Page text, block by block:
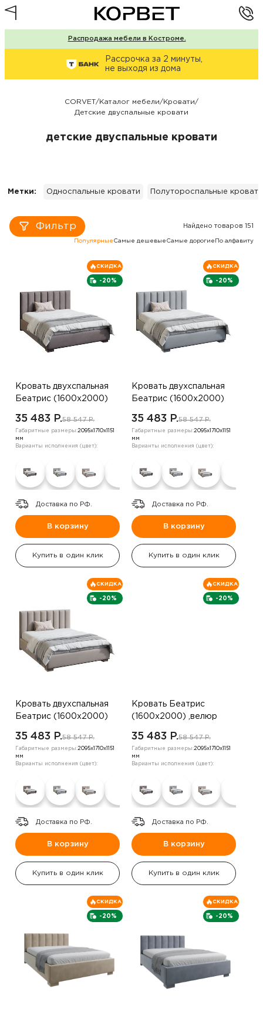
Распродажа мебели в Костроме.
Рассрочка за 2 минуты,
не выходя из дома
CORVET/Каталог мебели/Кровати/
Детские двуспальные кровати
детские двуспальные кровати
Метки: Односпальные кровати Полутороспальные кровати
Фильтр Найдено товаров 151
Популярные Самые дешевые Самые дорогие По алфавиту
-20%
СКИДКА
Кровать двухспальная
Беатрис (1600х2000)
коричневый
35 483 P.58 547 P.
Габаритные размеры:2095х1710х1151
мм
Варианты исполнения (цвет):
Доставка по РФ.
В корзину
Купить в один клик
-20%
СКИДКА
Кровать двухспальная
Беатрис (1600х2000)
35 483 P.58 547 P.
Габаритные размеры:2095х1710х1151
мм
Варианты исполнения (цвет):
Доставка по РФ.
В корзину
Купить в один клик
-20%
СКИДКА
Кровать двухспальная
Беатрис (1600х2000)
35 483 P.58 547 P.
Габаритные размеры:2095х1710х1151
мм
Варианты исполнения (цвет):
Доставка по РФ.
В корзину
Купить в один клик
-20%
СКИДКА
Кровать Беатрис
(1600х2000) ,велюр
35 483 P.58 547 P.
Габаритные размеры:2095х1710х1151
мм
Варианты исполнения (цвет):
Доставка по РФ.
В корзину
Купить в один клик
-20%
СКИДКА
-20%
СКИДКА